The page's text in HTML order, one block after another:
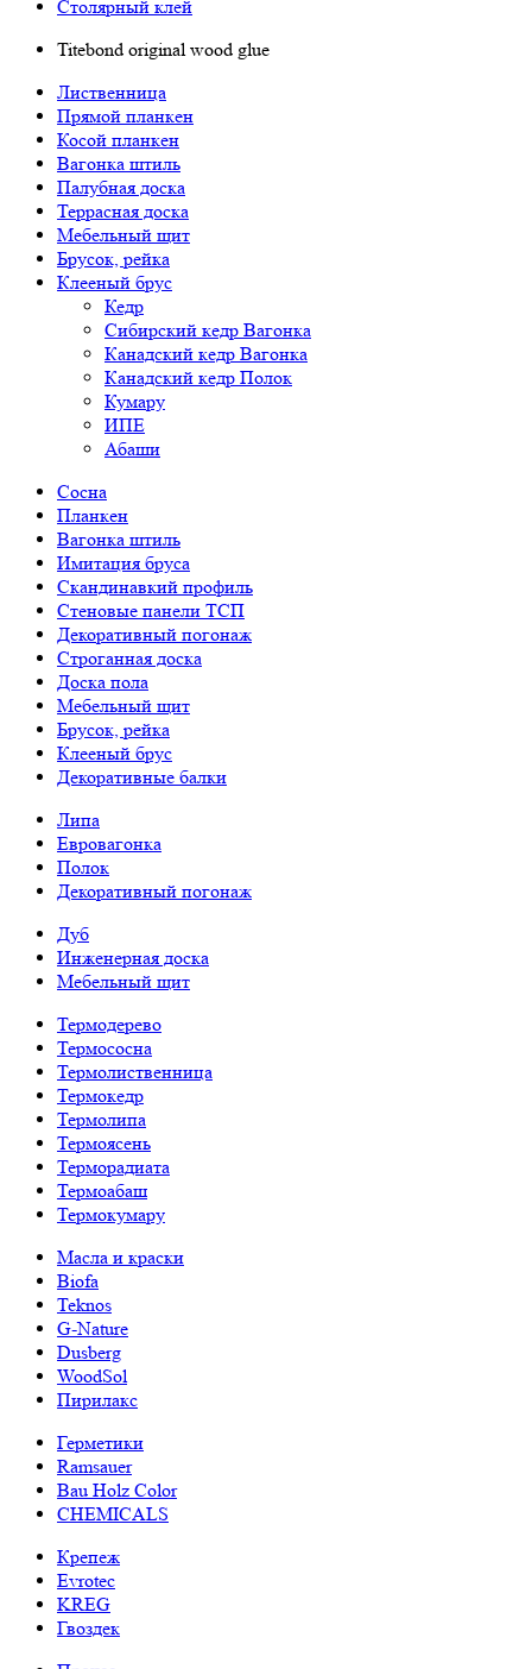
Столярный клей
Titebond original wood glue
Лиственница
Прямой планкен
Косой планкен
Вагонка штиль
Палубная доска
Террасная доска
Мебельный щит
Брусок, рейка
Клееный брус
Кедр
Сибирский кедр Вагонка
Канадский кедр Вагонка
Канадский кедр Полок
Кумару
ИПЕ
Абаши
Сосна
Планкен
Вагонка штиль
Имитация бруса
Скандинавкий профиль
Стеновые панели ТСП
Декоративный погонаж
Строганная доска
Доска пола
Мебельный щит
Брусок, рейка
Клееный брус
Декоративные балки
Липа
Евровагонка
Полок
Декоративный погонаж
Дуб
Инженерная доска
Мебельный щит
Термодерево
Термососна
Термолиственница
Термокедр
Термолипа
Термоясень
Терморадиата
Термоабаш
Термокумару
Масла и краски
Biofa
Teknos
G-Nature
Dusberg
WoodSol
Пирилакс
Герметики
Ramsauer
Bau Holz Color
CHEMICALS
Крепеж
Evrotec
KREG
Гвоздек